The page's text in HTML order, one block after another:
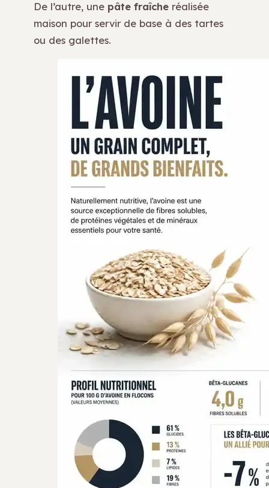
De l’autre, une pâte fraîche réalisée
maison pour servir de base à des tartes
ou des galettes.